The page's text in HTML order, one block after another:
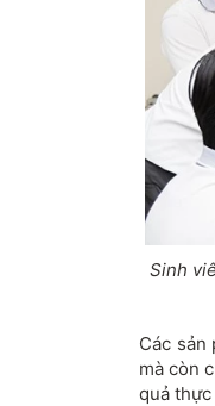
Sinh
Các sản
mà còn
quả thực